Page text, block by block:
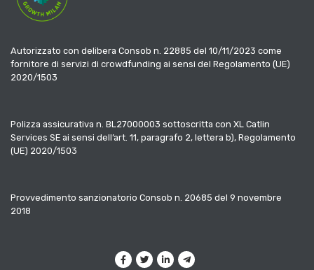
Autorizzato con delibera Consob n. 22885 del 10/11/2023 come
fornitore di servizi di crowdfunding ai sensi del Regolamento (UE)
2020/1503
Polizza assicurativa n. BL27000003 sottoscritta con XL Catlin
Services SE ai sensi dell’art. 11, paragrafo 2, lettera b), Regolamento
(UE) 2020/1503
Provvedimento sanzionatorio Consob n. 20685 del 9 novembre
2018